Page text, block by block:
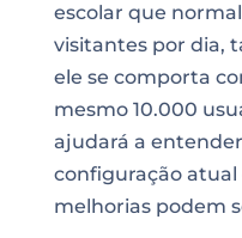
escolar que
visitantes por dia,
ele se comporta
mesmo 10.000
ajudará a
configuração
melhorias podem